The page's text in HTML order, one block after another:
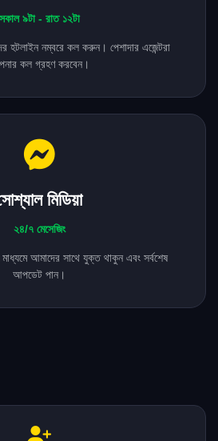
সকাল ৯টা - রাত ১২টা
হটলাইন নম্বরে কল করুন। পেশাদার এজেন্টরা
কল গ্রহণ করবেন।
মিডিয়া
২৪/৭ মেসেজিং
আমাদের সাথে যুক্ত থাকুন এবং সর্বশেষ
আপডেট পান।